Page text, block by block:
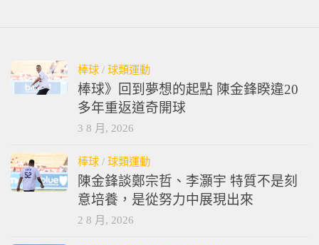
棒球 /球類運動
棒球》回到夢想的起點 陳金鋒睽違20
多年重返道奇開球
棒球 球類運動
陳金鋒談鄭宗哲、李灝宇 特質不是刻
意培養，是從努力中展現出來